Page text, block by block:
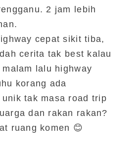
2 jam lebih
cepat sikit tiba,
cerita tak best kalau
lalu highway
korang ada
unik tak masa road trip
dan rakan rakan?
ruang komen 😊